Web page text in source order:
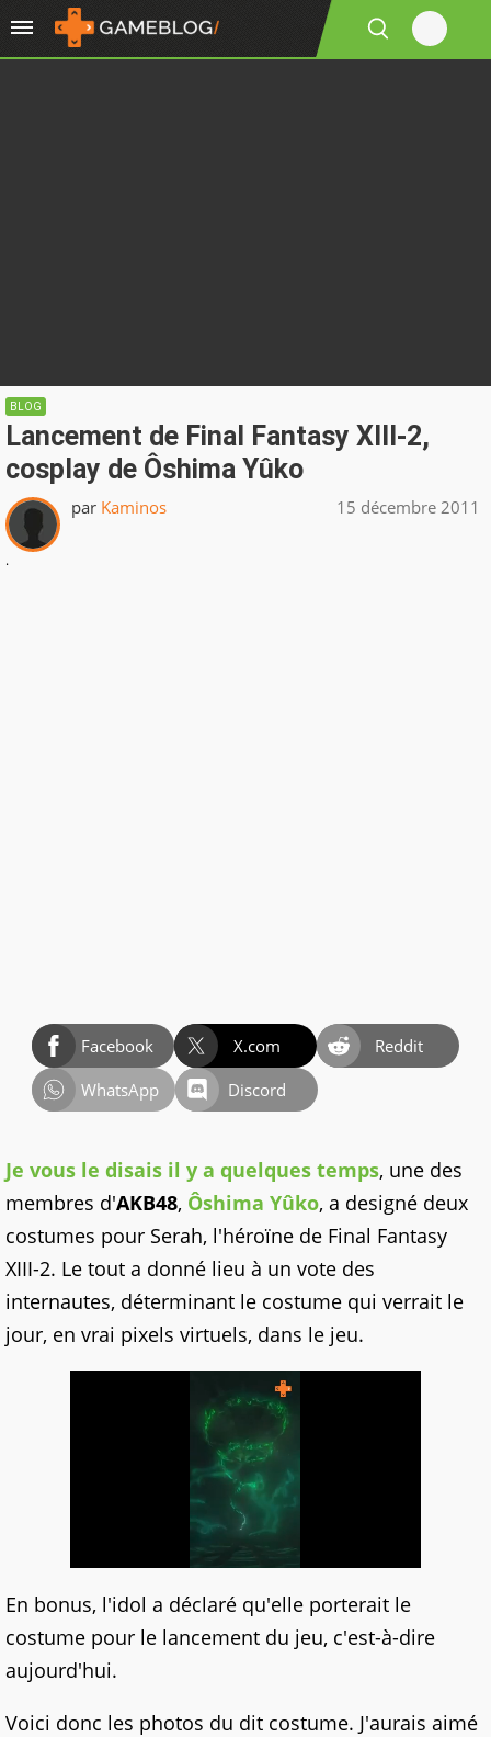
BLOG
Lancement de Final Fantasy XIII-2,
cosplay de Ôshima Yûko
par Kaminos 15 décembre 2011
.
Facebook X.com
Reddit
WhatsApp
Discord
Je vous le disais il y a quelques temps, une des
membres d'AKB48, Ôshima Yûko, a designé deux
costumes pour Serah, l'héroïne de Final Fantasy
XIII-2. Le tout a donné lieu à un vote des
internautes, déterminant le costume qui verrait le
jour, en vrai pixels virtuels, dans le jeu.
En bonus, l'idol a déclaré qu'elle porterait le
costume pour le lancement du jeu, c'est-à-dire
aujourd'hui.
Voici donc les photos du dit costume. J'aurais aimé